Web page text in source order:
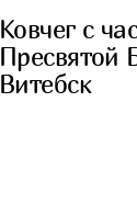
Ковчег с
Пресвятой
Витебск